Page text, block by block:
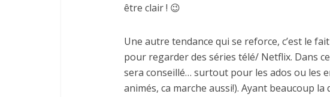
être clair ! 😉
Une autre tendance qui se reforce, c’est le
pour regarder des séries télé/ Netflix. Dans
sera conseillé… surtout pour les ados ou les
animés, ca marche aussi!). Ayant beaucoup